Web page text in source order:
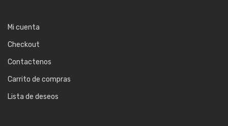
Mi cuenta
Checkout
Contactenos
Carrito de compras
Lista de deseos